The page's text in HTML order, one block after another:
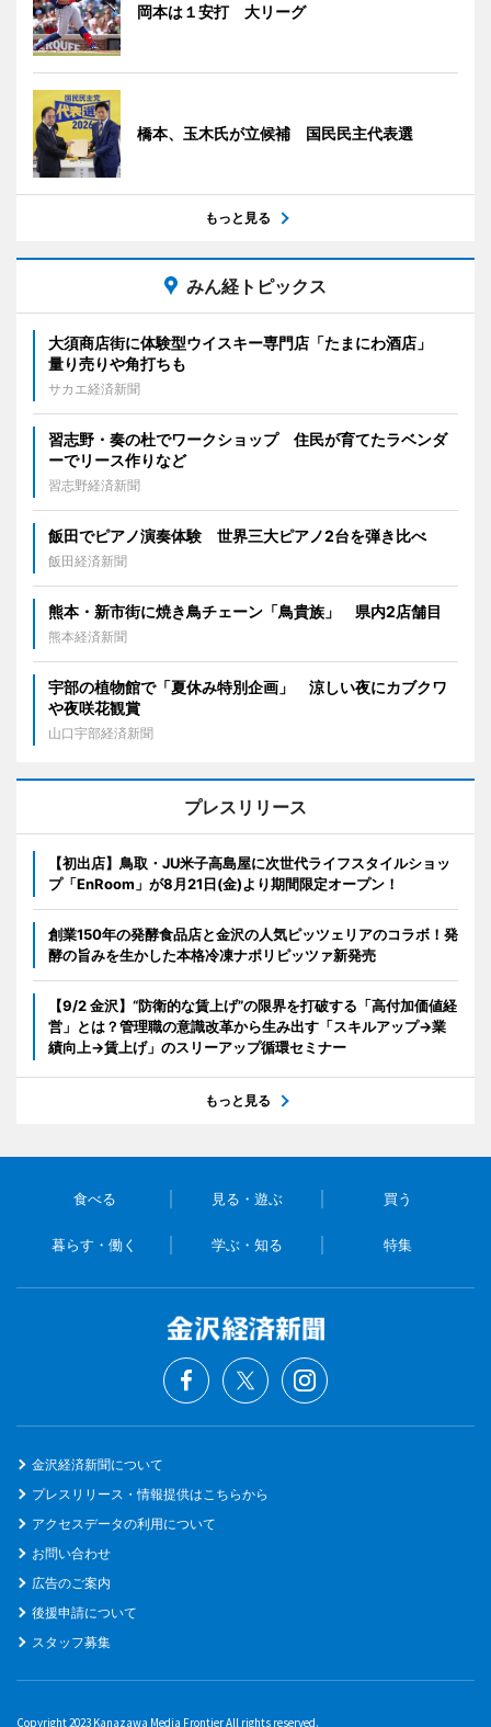
岡本は１安打 大リーグ
橋本、玉木氏が立候補 国民民主代表選
もっと見る
みん経トピックス
大須商店街に体験型ウイスキー専門店「たまにわ酒店」
量り売りや角打ちも
サカエ経済新聞
習志野・奏の杜でワークショップ 住民が育てたラベンダ
ーでリース作りなど
習志野経済新聞
飯田でピアノ演奏体験 世界三大ピアノ2台を弾き比べ
飯田経済新聞
熊本・新市街に焼き鳥チェーン「鳥貴族」 県内2店舗目
熊本経済新聞
宇部の植物館で「夏休み特別企画」 涼しい夜にカブクワ
や夜咲花観賞
山口宇部経済新聞
プレスリリース
【初出店】鳥取・JU米子高島屋に次世代ライフスタイルショッ
プ「EnRoom」が8月21日(金)より期間限定オープン！
創業150年の発酵食品店と金沢の人気ピッツェリアのコラボ！発
酵の旨みを生かした本格冷凍ナポリピッツァ新発売
【9/2 金沢】“防衛的な賃上げ”の限界を打破する「高付加価値経
営」とは？管理職の意識改革から生み出す「スキルアップ→業
績向上→賃上げ」のスリーアップ循環セミナー
もっと見る
食べる 見る・遊ぶ 買う
暮らす・働く 学ぶ・知る 特集
金沢経済新聞について
プレスリリース・情報提供はこちらから
アクセスデータの利用について
お問い合わせ
広告のご案内
後援申請について
スタッフ募集
Copyright 2023 Kanazawa Media Frontier All rights reserved.